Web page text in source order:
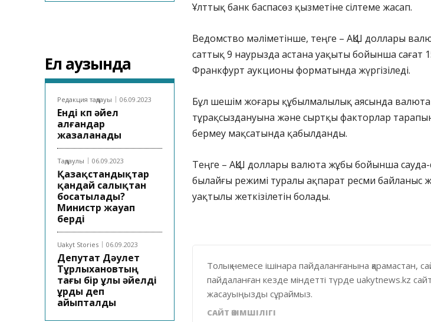
Ел аузында
Редакция таңдауы 06.09.2023
Енді көп әйел
алғандар
жазаланады
Таңдаулы 06.09.2023
Қазақстандықтар
қандай салықтан
босатылады?
Министр жауап
берді
Uakyt Stories 06.09.2023
Депутат Дәулет
Тұрлыхановтың
тағы бір ұлы әйелді
ұрды деп
айыпталды
Ұлттық банк баспасөз қызметіне сілтеме жасап.
Ведомство мәліметінше, теңге – АҚШ доллары
саттық 9 наурызда астана уақыты бойынша сағат
Франкфурт аукционы форматында жүргізіледі.
Бұл шешім жоғары құбылмалылық аясында
тұрақсыздануына және сыртқы факторлар
бермеу мақсатында қабылданды.
Теңге – АҚШ доллары валюта жұбы бойынша
былайғы режимі туралы ақпарат ресми байланыс
уақтылы жеткізілетін болады.
Толық немесе ішінара пайдаланғанына қарамастан,
пайдаланған кезде міндетті түрде uakytnews.kz
жасауыңызды сұраймыз.
САЙТ ӘКІМШІЛІГІ